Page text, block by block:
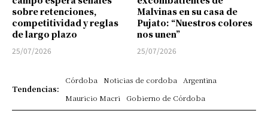
sobre retenciones,
competitividad y reglas
de largo plazo
25/07/2026
Malvinas en su casa de
Pujato: “Nuestros colores
nos unen”
25/07/2026
Tendencias:
Córdoba Noticias de cordoba
Argentina
Mauricio Macri
Gobierno de Córdoba